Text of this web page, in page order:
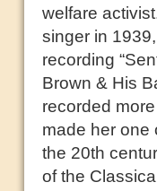
welfare
singer in
recording
Brown & His
recorded
made her one
the 20th
of the